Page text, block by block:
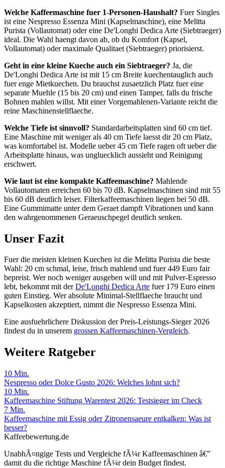
Welche Kaffeemaschine fuer 1-Personen-Haushalt? Fuer Singles
ist eine Nespresso Essenza Mini (Kapselmaschine), eine Melitta
Purista (Vollautomat) oder eine De'Longhi Dedica Arte (Siebtraeger)
ideal. Die Wahl haengt davon ab, ob du Komfort (Kapsel,
Vollautomat) oder maximale Qualitaet (Siebtraeger) priorisierst.
Geht in eine kleine Kueche auch ein Siebtraeger? Ja, die
De'Longhi Dedica Arte ist mit 15 cm Breite kuechentauglich auch
fuer enge Mietkuechen. Du brauchst zusaetzlich Platz fuer eine
separate Muehle (15 bis 20 cm) und einen Tamper, falls du frische
Bohnen mahlen willst. Mit einer Vorgemahlenen-Variante reicht die
reine Maschinenstellflaeche.
Welche Tiefe ist sinnvoll? Standardarbeitsplatten sind 60 cm tief.
Eine Maschine mit weniger als 40 cm Tiefe laesst dir 20 cm Platz,
was komfortabel ist. Modelle ueber 45 cm Tiefe ragen oft ueber die
Arbeitsplatte hinaus, was ungluecklich aussieht und Reinigung
erschwert.
Wie laut ist eine kompakte Kaffeemaschine? Mahlende
Vollautomaten erreichen 60 bis 70 dB. Kapselmaschinen sind mit 55
bis 60 dB deutlich leiser. Filterkaffeemaschinen liegen bei 50 dB.
Eine Gummimatte unter dem Geraet dampft Vibrationen und kann
den wahrgenommenen Geraeuschpegel deutlich senken.
Unser Fazit
Fuer die meisten kleinen Kuechen ist die Melitta Purista die beste
Wahl: 20 cm schmal, leise, frisch mahlend und fuer 449 Euro fair
bepreist. Wer noch weniger ausgeben will und mit Pulver-Espresso
lebt, bekommt mit derDe'Longhi Dedica Arte fuer 179 Euro einen
guten Einstieg. Wer absolute Minimal-Stellflaeche braucht und
Kapselkosten akzeptiert, nimmt die Nespresso Essenza Mini.
Eine ausfuehrlichere Diskussion der Preis-Leistungs-Sieger 2026
findest du in unserem grossen Kaffeemaschinen-Vergleich.
Weitere Ratgeber
10 Min.
Nespresso oder Dolce Gusto 2026: Welches lohnt sich?
10 Min.
Kaffeemaschine Stiftung Warentest 2026: Testsieger im Check
7 Min.
Kaffeemaschine mit Essig oder Zitronensaeure entkalken: Was ist
besser?
Kaffeebewertung.de
UnabhÃ¤ngige Tests und Vergleiche fÃ¼r Kaffeemaschinen â€”
damit du die richtige Maschine fÃ¼r dein Budget findest.